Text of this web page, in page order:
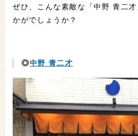
ぜひ、こんな素敵な「中野 青二
かがでしょうか？
◎中野 青二才